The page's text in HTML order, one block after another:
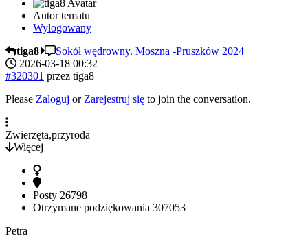
Autor tematu
Wylogowany
tiga8
Sokół wędrowny. Moszna -Pruszków 2024
2026-03-18 00:32
#320301 przez tiga8
Please Zaloguj or Zarejestruj się to join the conversation.
Zwierzęta,przyroda
Więcej
Posty 26798
Otrzymane podziękowania 307053
Petra